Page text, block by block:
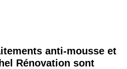
anti-mousse et
Rénovation sont